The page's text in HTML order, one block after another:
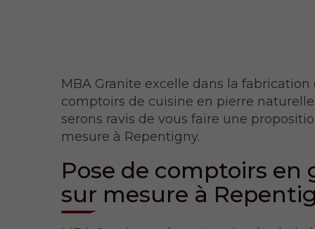
MBA Granite excelle dans la fabrication
comptoirs de cuisine en pierre
serons ravis de vous faire une
mesure à Repentigny.
Pose de comptoirs en
sur mesure à